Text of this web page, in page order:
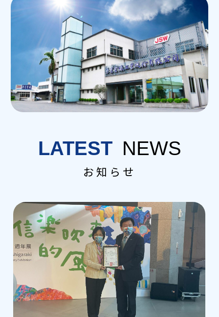
LATEST NEWS
お知らせ